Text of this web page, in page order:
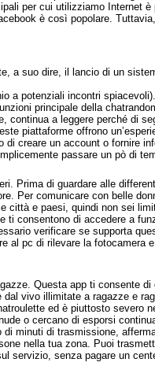
per cui utilizziamo Internet è
è così popolare.
a suo dire, il lancio di un
a potenziali incontri
principale della
a leggere perché di
piattaforme offrono
creare un account o fornire
passare un pò di
Prima di guardare alle
Per comunicare con belle
e paesi, quindi non sei
consentono di accedere a
verificare se supporta
al pc di rilevare la fotocamera
Questa app ti consente
vivo illimitate a ragazze e
ed è piuttosto severo
o cercano di esporsi
minuti di trasmissione,
nella tua zona. Puoi
servizio, senza pagare un